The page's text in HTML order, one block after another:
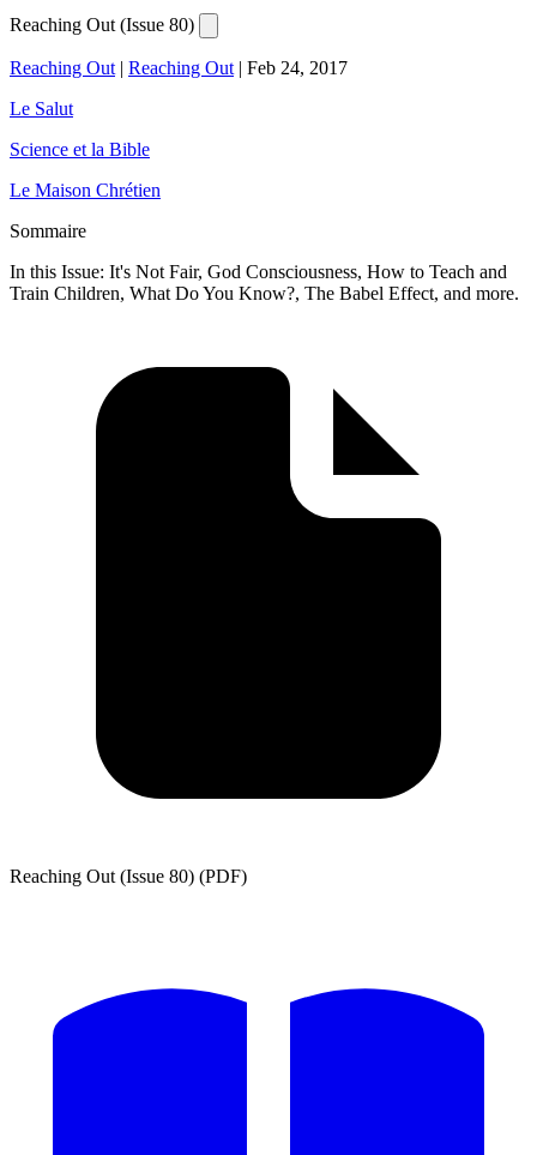
Reaching Out (Issue 80)
Reaching Out | Reaching Out | Feb 24, 2017
Le Salut
Science et la Bible
Le Maison Chrétien
Sommaire
In this Issue: It's Not Fair, God Consciousness, How to Teach and
Train Children, What Do You Know?, The Babel Effect, and more.
Reaching Out (Issue 80) (PDF)